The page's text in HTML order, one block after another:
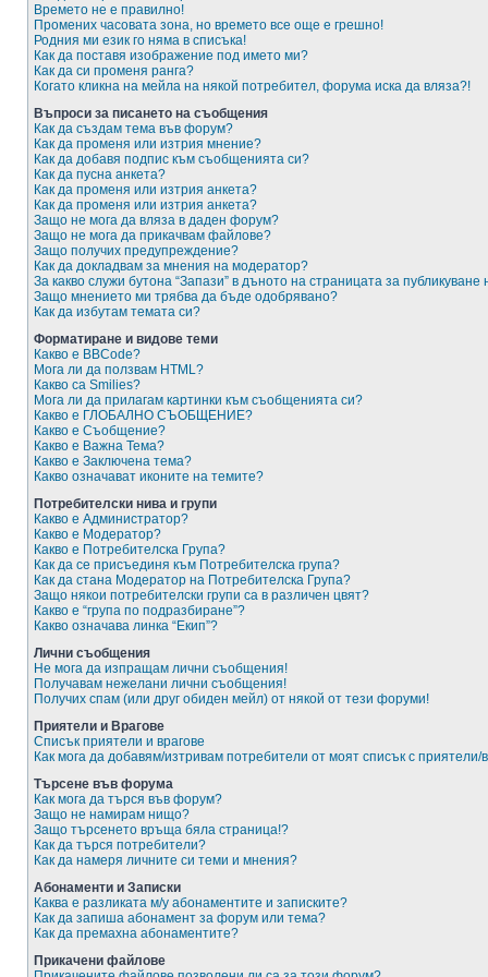
Времето не е правилно!
Промених часовата зона, но времето все още е грешно!
Родния ми език го няма в списъка!
Как да поставя изображение под името ми?
Как да си променя ранга?
Когато кликна на мейла на някой потребител, форума иска да вляза?!
Въпроси за писането на съобщения
Как да създам тема във форум?
Как да променя или изтрия мнение?
Как да добавя подпис към съобщенията си?
Как да пусна анкета?
Как да променя или изтрия анкета?
Как да променя или изтрия анкета?
Защо не мога да вляза в даден форум?
Защо не мога да прикачвам файлове?
Защо получих предупреждение?
Как да докладвам за мнения на модератор?
За какво служи бутона “Запази” в дъното на страницата за
Защо мнението ми трябва да бъде одобрявано?
Как да избутам темата си?
Форматиране и видове теми
Какво е BBCode?
Мога ли да ползвам HTML?
Какво са Smilies?
Мога ли да прилагам картинки към съобщенията си?
Какво е ГЛОБАЛНО СЪОБЩЕНИЕ?
Какво е Съобщение?
Какво е Важна Тема?
Какво е Заключена тема?
Какво означават иконите на темите?
Потребителски нива и групи
Какво е Администратор?
Какво е Модератор?
Какво е Потребителска Група?
Как да се присъединя към Потребителска група?
Как да стана Модератор на Потребителска Група?
Защо някои потребителски групи са в различен цвят?
Какво е “група по подразбиране”?
Какво означава линка “Екип”?
Лични съобщения
Не мога да изпращам лични съобщения!
Получавам нежелани лични съобщения!
Получих спам (или друг обиден мейл) от някой от тези форуми!
Приятели и Врагове
Списък приятели и врагове
Как мога да добавям/изтривам потребители от моят списък с приятели/
Търсене във форума
Как мога да търся във форум?
Защо не намирам нищо?
Защо търсенето връща бяла страница!?
Как да търся потребители?
Как да намеря личните си теми и мнения?
Абонаменти и Записки
Каква е разликата м/у абонаментите и записките?
Как да запиша абонамент за форум или тема?
Как да премахна абонаментите?
Прикачени файлове